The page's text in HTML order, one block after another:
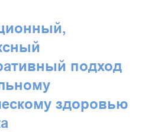
подход
здоровью